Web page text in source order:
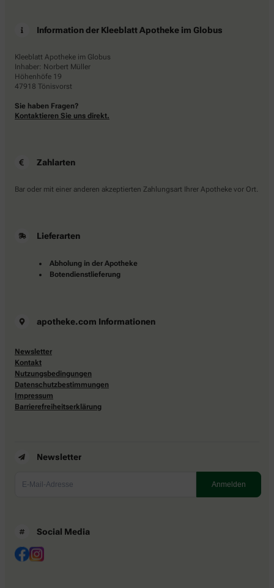
Information der Kleeblatt Apotheke im Globus
Kleeblatt Apotheke im Globus
Inhaber: Norbert Müller
Höhenhöfe 19
47918 Tönisvorst
Sie haben Fragen?
Kontaktieren Sie uns direkt.
Zahlarten
Bar oder mit einer anderen akzeptierten Zahlungsart Ihrer Apotheke vor Ort.
Lieferarten
Abholung in der Apotheke
Botendienstlieferung
apotheke.com Informationen
Newsletter
Kontakt
Nutzungsbedingungen
Datenschutzbestimmungen
Impressum
Barrierefreiheitserklärung
Newsletter
Social Media